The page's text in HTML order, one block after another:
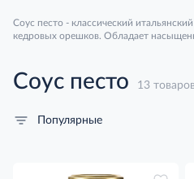
Соус песто - классический
кедровых орешков. Обладает
Соус песто 13
Популярные